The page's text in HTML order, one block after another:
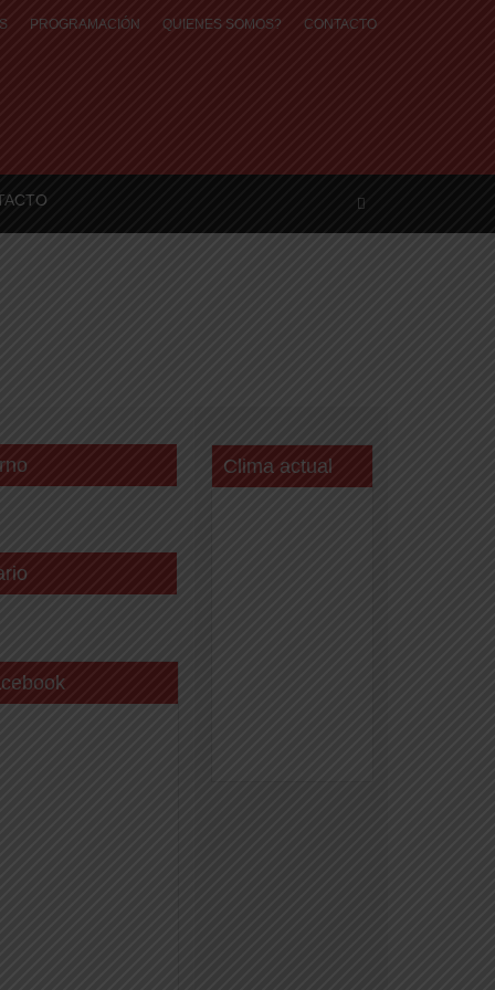
PROGRAMACIÓN QUIENES SOMOS? CONTACTO
Clima actual